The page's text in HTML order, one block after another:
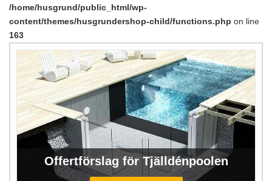
/home/husgrund/public_html/wp-
content/themes/husgrundershop-child/functions.php on line
163
Offertförslag för Tjälldénpoolen